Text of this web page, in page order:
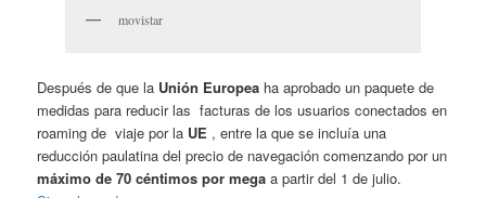
movistar
Después de que la Unión Europea ha aprobado un paquete de
medidas para reducir las facturas de los usuarios conectados en
roaming de viaje por la UE , entre la que se incluía una
reducción paulatina del precio de navegación comenzando por un
máximo de 70 céntimos por mega a partir del 1 de julio.